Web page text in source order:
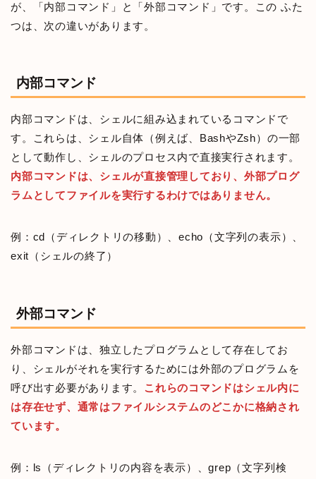
が、「内部コマンド」と「外部コマンド」です。この ふた
つは、次の違いがあります。
内部コマンド
内部コマンドは、シェルに組み込まれているコマンドで
す。これらは、シェル自体（例えば、BashやZsh）の一部
として動作し、シェルのプロセス内で直接実行されます。
内部コマンドは、シェルが直接管理しており、外部プログ
ラムとしてファイルを実行するわけではありません。
例：cd（ディレクトリの移動）、echo（文字列の表示）、
exit（シェルの終了）
外部コマンド
外部コマンドは、独立したプログラムとして存在してお
り、シェルがそれを実行するためには外部のプログラムを
呼び出す必要があります。 これらのコマンドはシェル内に
は存在せず、通常はファイルシステムのどこかに格納され
ています。
例：ls（ディレクトリの内容を表示）、grep（文字列検